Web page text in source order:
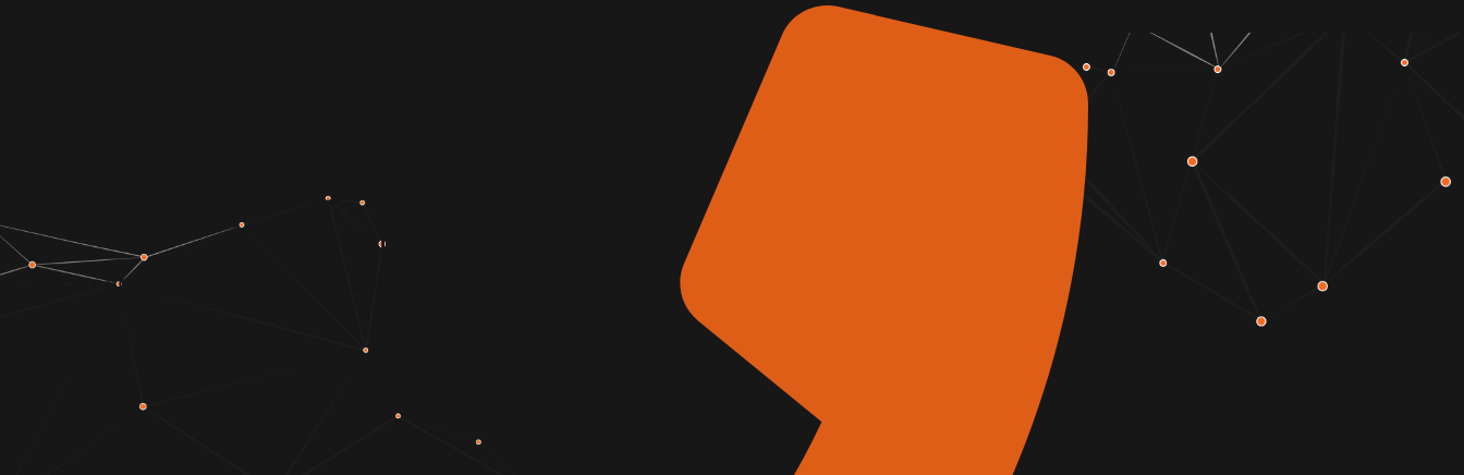
Elenco Espositori Fiera
Edilizia B-CAD Expo Roma
Edizione 2026
Home»Arredamento e Design